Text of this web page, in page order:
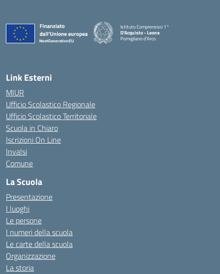
Istituto Comprensivo 1°
D'Acquisto - Leone
Pomigliano d'Arco
— Visita la pagina iniziale della scuola
Link Esterni
MIUR
Ufficio Scolastico Regionale
Ufficio Scolastico Territoriale
Scuola in Chiaro
Iscrizioni On Line
Invalsi
Comune
La Scuola
Presentazione
I luoghi
Le persone
I numeri della scuola
Le carte della scuola
Organizzazione
La storia